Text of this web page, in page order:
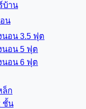
บ้าน
น
อน 3.5 ฟุต
นอน 5 ฟุต
นอน 6 ฟุต
ล็ก
ชั้น